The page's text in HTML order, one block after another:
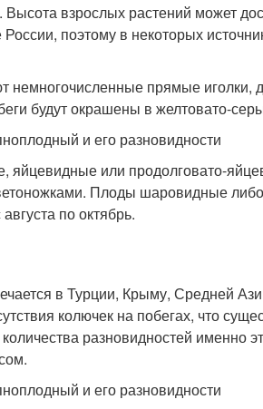
взрослых растений может
поэтому в некоторых
прямые иголки,
будут окрашены в желтовато-
яйцевидные или продолговато-
Плоды шаровидные
по октябрь.
в Турции, Крыму, Средней
колючек на побегах, что
разновидностей именно